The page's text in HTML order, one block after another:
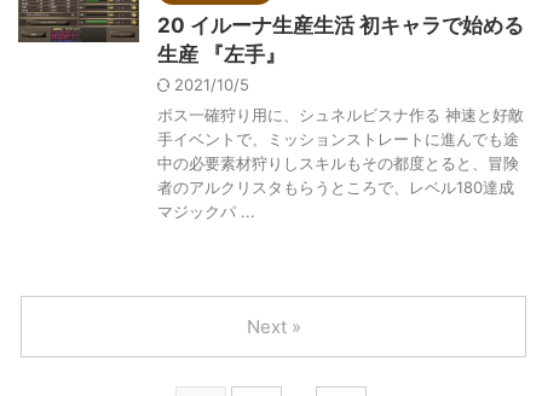
20 イルーナ生産生活 初キャラで始める
生産 『左手』
2021/10/5
ボス一確狩り用に、シュネルビスナ作る 神速と好敵
手イベントで、ミッションストレートに進んでも途
中の必要素材狩りしスキルもその都度とると、冒険
者のアルクリスタもらうところで、レベル180達成
マジックパ ...
Next »